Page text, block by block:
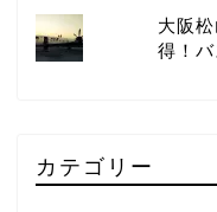
大阪
得！
カテゴリー